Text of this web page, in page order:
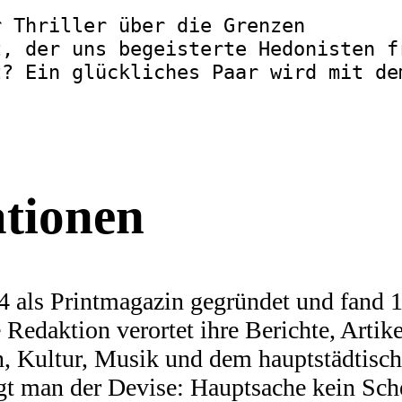
Thriller über die Grenzen
der uns begeisterte Hedonisten
Ein glückliches Paar wird mit
Printmagazin gegründet und fand
verortet ihre Berichte,
Kultur, Musik und dem
der Devise: Hauptsache kein